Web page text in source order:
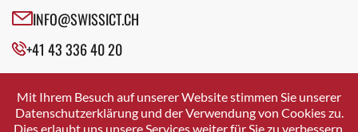
Crissier
Davos Platz
Dierikon
Dietikon
INFO@SWISSICT.CH
+41 43 336 40 20
SWISSICT
VULKANSTRASSE 120
8048 ZURICH
Mit Ihrem Besuch auf unserer Website stimmen Sie unserer
Datenschutzerklärung und der Verwendung von Cookies zu.
Dies erlaubt uns unsere Services weiter für Sie zu verbessern.